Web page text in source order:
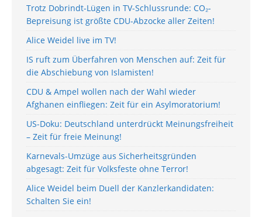
Trotz Dobrindt-Lügen in TV-Schlussrunde: CO₂-
Bepreisung ist größte CDU-Abzocke aller Zeiten!
Alice Weidel live im TV!
IS ruft zum Überfahren von Menschen auf: Zeit für
die Abschiebung von Islamisten!
CDU & Ampel wollen nach der Wahl wieder
Afghanen einfliegen: Zeit für ein Asylmoratorium!
US-Doku: Deutschland unterdrückt Meinungsfreiheit
– Zeit für freie Meinung!
Karnevals-Umzüge aus Sicherheitsgründen
abgesagt: Zeit für Volksfeste ohne Terror!
Alice Weidel beim Duell der Kanzlerkandidaten:
Schalten Sie ein!